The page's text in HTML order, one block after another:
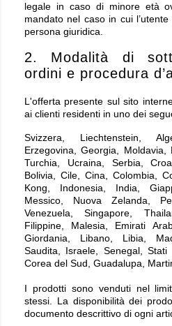
legale in caso di minore età
mandato nel caso in cui
persona giuridica.
2. Modalità di
ordini e procedura
L'offerta presente sul sito
ai clienti residenti in uno dei
Svizzera, Liechtenstein,
Erzegovina, Georgia, Moldavia,
Turchia, Ucraina, Serbia,
Bolivia, Cile, Cina, Colombia,
Kong, Indonesia, India,
Messico, Nuova Zelanda,
Venezuela, Singapore,
Filippine, Malesia, Emirati
Giordania, Libano, Libia,
Saudita, Israele, Senegal, Stati
Corea del Sud, Guadalupa,
I prodotti sono venduti nel
stessi. La disponibilità dei
documento descrittivo di ogni